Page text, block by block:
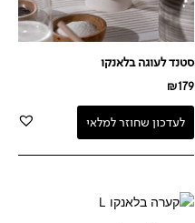
סטנד לעוגה בלאנקו
₪179
לעדכון שחוזר למלאי